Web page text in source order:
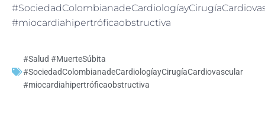
#miocardiahipertróficaobstructiva
#Salud #MuerteSúbita
#SociedadColombianadeCardiologíayCirugíaCardiovascular
#miocardiahipertróficaobstructiva